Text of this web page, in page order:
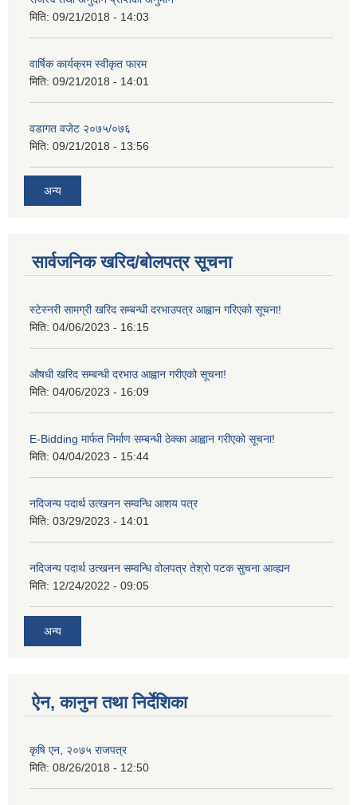
मिति: 09/21/2018 - 14:03
वार्षिक कार्यक्रम स्वीकृत फारम
मिति: 09/21/2018 - 14:01
वडागत वजेट २०७५/०७६
मिति: 09/21/2018 - 13:56
अन्य
सार्वजनिक खरिद/बोलपत्र सूचना
स्टेस्नरी सामग्री खरिद सम्बन्धी दरभाउपत्र आह्वान गरिएको सूचना!
मिति: 04/06/2023 - 16:15
औषधी खरिद सम्बन्धी दरभाउ आह्वान गरीएको सूचना!
मिति: 04/06/2023 - 16:09
E-Bidding मार्फत निर्माण सम्बन्धी ठेक्का आह्वान गरीएको सूचना!
मिति: 04/04/2023 - 15:44
नदिजन्य पदार्थ उत्खनन सम्वन्धि आशय पत्र
मिति: 03/29/2023 - 14:01
नदिजन्य पदार्थ उत्खनन सम्वन्धि वोलपत्र तेश्रो पटक सुचना आव्ह्यन
मिति: 12/24/2022 - 09:05
अन्य
ऐन, कानुन तथा निर्देशिका
कृषि एन, २०७५ राजपत्र
मिति: 08/26/2018 - 12:50